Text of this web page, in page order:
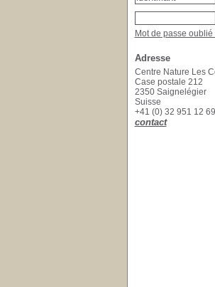
Mot de passe oublié
Adresse
Centre Nature Les
Case postale 212
2350 Saignelégier
Suisse
+41 (0) 32 951 12 69
contact